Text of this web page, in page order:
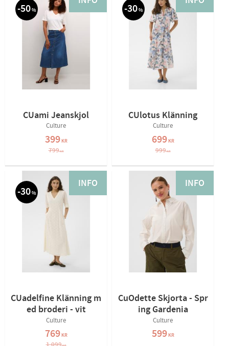
CUami Jeanskjol
Culture
399KR
799KR
50%
CUlotus Klänning
Culture
699KR
999KR
30%
CUadelfine Klänning m
ed broderi - vit
Culture
769KR
30%
INFO
CuOdette Skjorta - Spr
ing Gardenia
Culture
599KR
INFO